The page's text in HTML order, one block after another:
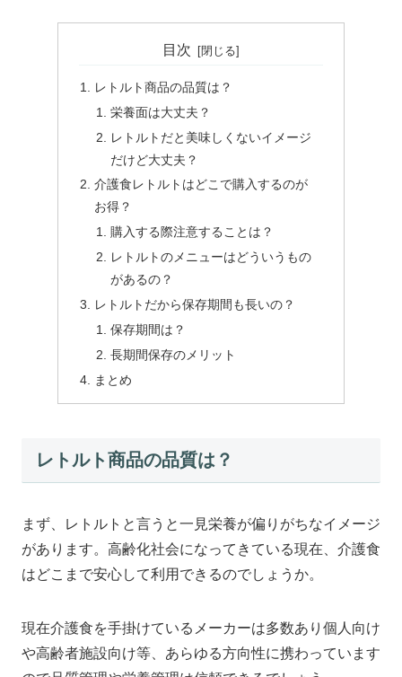
目次
レトルト商品の品質は？
栄養面は大丈夫？
レトルトだと美味しくないイメージ
だけど大丈夫？
介護食レトルトはどこで購入するのが
お得？
購入する際注意することは？
レトルトのメニューはどういうもの
があるの？
レトルトだから保存期間も長いの？
保存期間は？
長期間保存のメリット
まとめ
レトルト商品の品質は？
まず、レトルトと言うと一見栄養が偏りがちなイメージ
があります。高齢化社会になってきている現在、介護食
はどこまで安心して利用できるのでしょうか。
現在介護食を手掛けているメーカーは多数あり個人向け
や高齢者施設向け等、あらゆる方向性に携わっています